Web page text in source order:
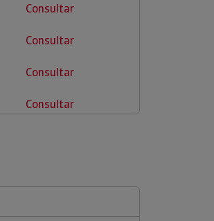
Consultar
Consultar
Consultar
Consultar